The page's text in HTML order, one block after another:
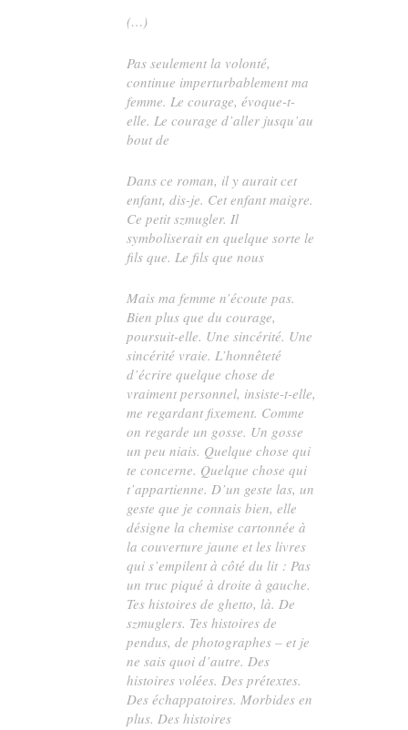
(…)
Pas seulement la volonté,
continue imperturbablement ma
femme. Le courage, évoque-t-
elle. Le courage d’aller jusqu’au
bout de
Dans ce roman, il y aurait cet
enfant, dis-je. Cet enfant maigre.
Ce petit szmugler. Il
symboliserait en quelque sorte le
fils que. Le fils que nous
Mais ma femme n’écoute pas.
Bien plus que du courage,
poursuit-elle. Une sincérité. Une
sincérité vraie. L’honnêteté
d’écrire quelque chose de
vraiment personnel, insiste-t-elle,
me regardant fixement. Comme
on regarde un gosse. Un gosse
un peu niais. Quelque chose qui
te concerne. Quelque chose qui
t’appartienne. D’un geste las, un
geste que je connais bien, elle
désigne la chemise cartonnée à
la couverture jaune et les livres
qui s’empilent à côté du lit : Pas
un truc piqué à droite à gauche.
Tes histoires de ghetto, là. De
szmuglers. Tes histoires de
pendus, de photographes – et je
ne sais quoi d’autre. Des
histoires volées. Des prétextes.
Des échappatoires. Morbides en
plus. Des histoires